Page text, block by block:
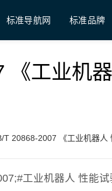
标准导航网 标准品牌
《工业机
T 20868-2007 《工业机器人
工业机器人 性能